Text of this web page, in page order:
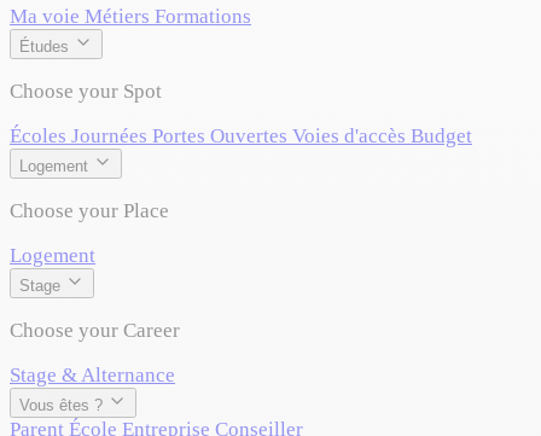
Ma voie Métiers Formations
Études
Choose your Spot
Écoles Journées Portes Ouvertes Voies d'accès Budget
Logement
Choose your Place
Logement
Stage
Choose your Career
Stage & Alternance
Vous êtes ?
Parent École Entreprise Conseiller